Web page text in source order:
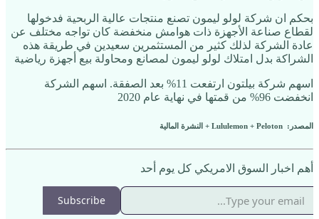
بحكم ان شركة لولو ليمون تصنع منتجات عالية الربحية فدخولها
لقطاع صناعة الأجهزة ذات هوامش منخفضة كان تواجه مختلف عن
عادة الشركة لذلك كثير من المستثمرين سعيدين في طريقة هذه
الشراكة بدل امتلاك لولو ليمون لمصانع ومحاولة بيع أجهزة رياضية
اسهم شركة بيلتون ارتفعت 11% بعد الصفقة. اسهم الشركة
انخفضت 96% من قمتها في نهاية عام 2020
المصدر: Lululemon + Peloton + النشرة المالية
أهم اخبار السوق الامريكي كل يوم أحد
Subscribe